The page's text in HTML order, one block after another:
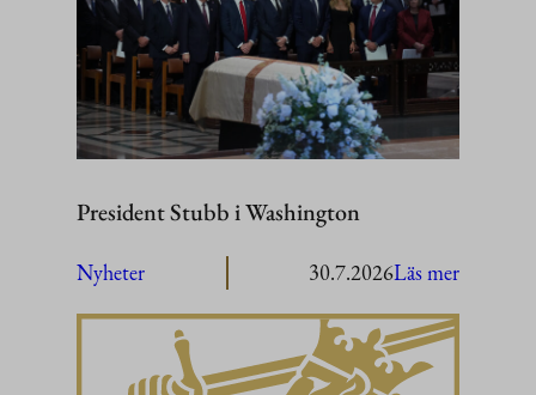
President Stubb i Washington
Nyheter 30.7.2026Läs mer: